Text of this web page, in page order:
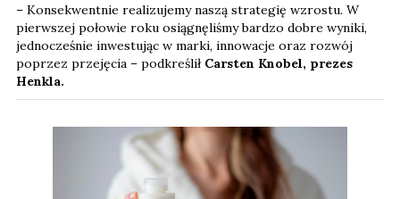
– Konsekwentnie realizujemy naszą strategię wzrostu. W
pierwszej połowie roku osiągnęliśmy bardzo dobre wyniki,
jednocześnie inwestując w marki, innowacje oraz rozwój
poprzez przejęcia – podkreślił Carsten Knobel, prezes
Henkla.